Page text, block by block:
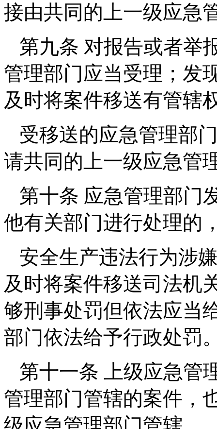
接由共同的上一级应急
第九条 对报告或者举
管理部门应当受理；发
及时将案件移送有管辖
受移送的应急管理部
请共同的上一级应急管
第十条 应急管理部门
他有关部门进行处理的
安全生产违法行为涉
及时将案件移送司法机
够刑事处罚但依法应当
部门依法给予行政处罚
第十一条 上级应急管
管理部门管辖的案件，